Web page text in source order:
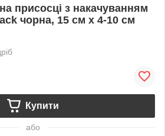
присосці з накачуванням
чорна, 15 см х 4-10 см
Купити
або